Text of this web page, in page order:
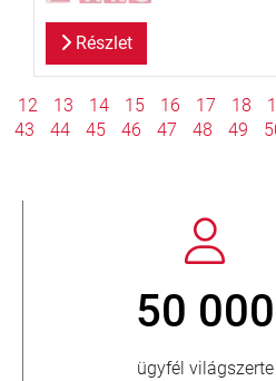
Részlet
12 13 14 15 16 17 18
43 44 45 46 47 48 49
150
ellátott ország